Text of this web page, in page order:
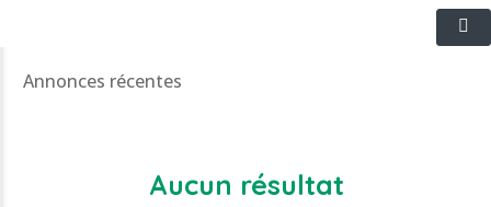
Annonces récentes
Aucun résultat